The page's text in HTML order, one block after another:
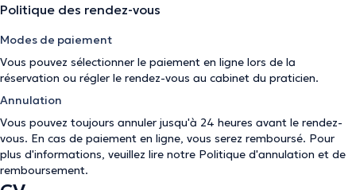
Politique des rendez-vous
Modes de paiement
Vous pouvez sélectionner le paiement en ligne lors de la
réservation ou régler le rendez-vous au cabinet du praticien.
Annulation
Vous pouvez toujours annuler jusqu'à 24 heures avant le rendez-
vous. En cas de paiement en ligne, vous serez remboursé. Pour
plus d'informations, veuillez lire notre Politique d'annulation et de
remboursement.